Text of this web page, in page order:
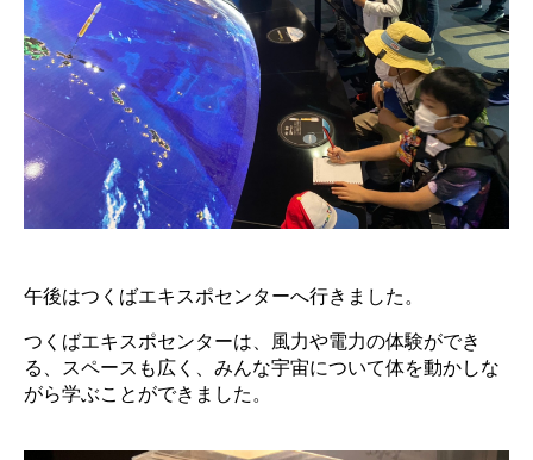
午後はつくばエキスポセンターへ行きました。
つくばエキスポセンターは、風力や電力の体験ができ
る、スペースも広く、みんな宇宙について体を動かしな
がら学ぶことができました。